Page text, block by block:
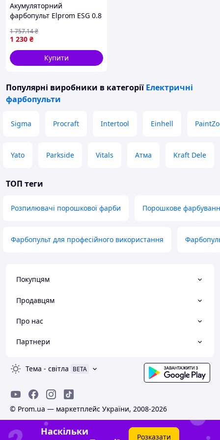
цікавого і ексклюзивного інструменту...
Акумуляторний
фарбопульт Elprom ESG 0.8
0.8 л та подачею 1.1 л хв
для фарбування стін,
електричний
1 230 ₴
1 757.14₴
Купити
Популярні виробники в категорії Електричні
фарбопульти
Sigma Procraft Intertool Einhell
Yato Parkside Vitals Атма Kraft Dele
ТОП теги
Розпилювачі порошкової фарби Порошкове
Фарбопульт для професійного використання
Покупцям
Продавцям
Про нас
Партнери
Тема - світла BETA
© Prom.ua — маркетплейс України, 2008-2026
Наскільки
Розказати